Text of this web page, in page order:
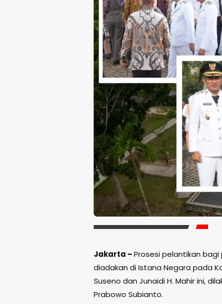
Jakarta –Prosesi pelantikan
diadakan di Istana Negara pada
Suseno dan Junaidi H. Mahir ini,
Prabowo Subianto.